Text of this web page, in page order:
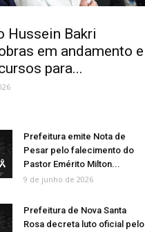
Hussein Bakri
em andamento e
para...
Prefeitura emite Nota de
Pesar pelo falecimento do
Pastor Emérito Milton...
9 de junho de 2026
Prefeitura de Nova Santa
Rosa decreta luto oficial pelo